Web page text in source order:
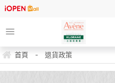
首頁 - 退貨政策